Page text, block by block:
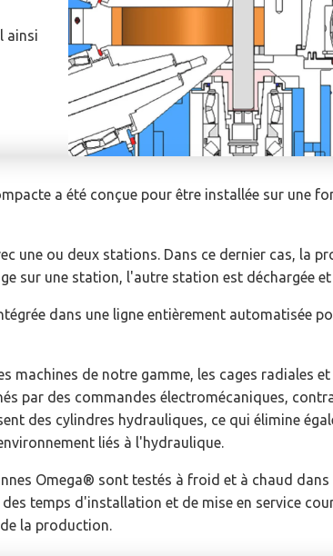
ainsi
a été conçue pour être installée sur une
une ou deux stations. Dans ce dernier cas, la
sur une station, l'autre station est déchargée et
dans une ligne entièrement automatisée
machines de notre gamme, les cages radiales
par des commandes électromécaniques,
des cylindres hydrauliques, ce qui élimine
liés à l'hydraulique.
Omega® sont testés à froid et à chaud
temps d'installation et de mise en service
la production.